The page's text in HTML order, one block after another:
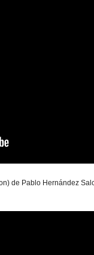
de Pablo Hernández